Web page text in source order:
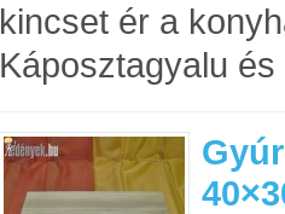
kincset ér a
Káposztagyalu és